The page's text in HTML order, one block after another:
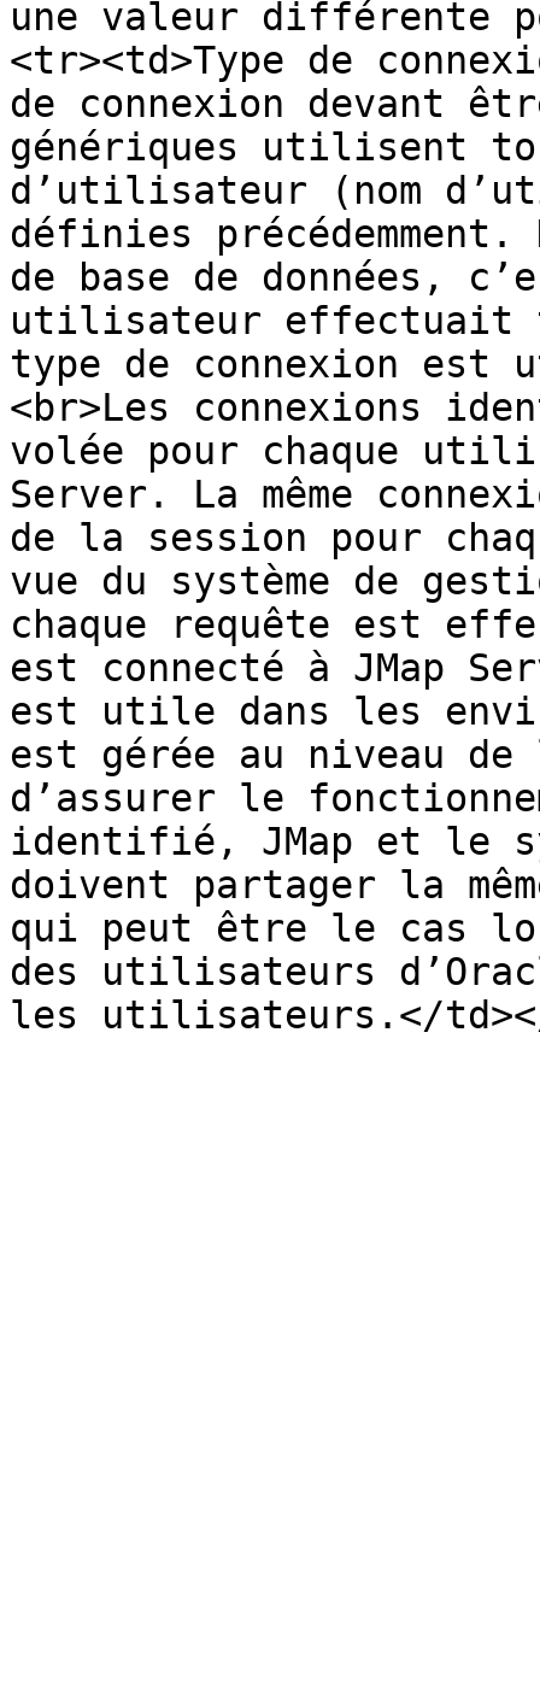
une valeur différente
<tr><td>Type de
de connexion devant
génériques utilisent
d’utilisateur (nom
définies
de base de données,
utilisateur effectuait
type de connexion
<br>Les connexions
volée pour chaque
Server. La même
de la session pour
vue du système de
chaque requête est
est connecté à JMap
est utile dans les
est gérée au niveau
d’assurer le
identifié, JMap et le
doivent partager la
qui peut être le cas
des utilisateurs